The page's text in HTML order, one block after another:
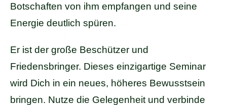
Botschaften von ihm empfangen und seine
Energie deutlich spüren.
Er ist der große Beschützer und
Friedensbringer. Dieses einzigartige Seminar
wird Dich in ein neues, höheres Bewusstsein
bringen. Nutze die Gelegenheit und verbinde